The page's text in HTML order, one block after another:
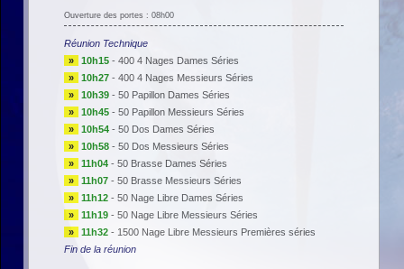
Ouverture des portes : 08h00
Réunion Technique
»
10h15- 400 4 Nages Dames Séries
»
10h27- 400 4 Nages Messieurs Séries
»
10h39- 50 Papillon Dames Séries
»
10h45- 50 Papillon Messieurs Séries
»
10h54- 50 Dos Dames Séries
»
10h58- 50 Dos Messieurs Séries
»
11h04- 50 Brasse Dames Séries
»
11h07- 50 Brasse Messieurs Séries
»
11h12- 50 Nage Libre Dames Séries
»
11h19- 50 Nage Libre Messieurs Séries
»
11h32- 1500 Nage Libre Messieurs Premières séries
Fin de la réunion